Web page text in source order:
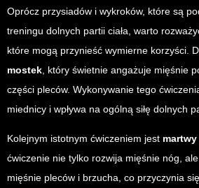
Oprócz przysiadów i wykroków, które są
treningu dolnych partii ciała, warto
które mogą przynieść wymierne korzyści.
mostek , który świetnie angażuje mięśnie
części pleców. Wykonywanie tego
miednicy i wpływa na ogólną siłę dolnych
Kolejnym istotnym ćwiczeniem jest
ćwiczenie nie tylko rozwija mięśnie nóg,
mięśnie pleców i brzucha, co przyczynia